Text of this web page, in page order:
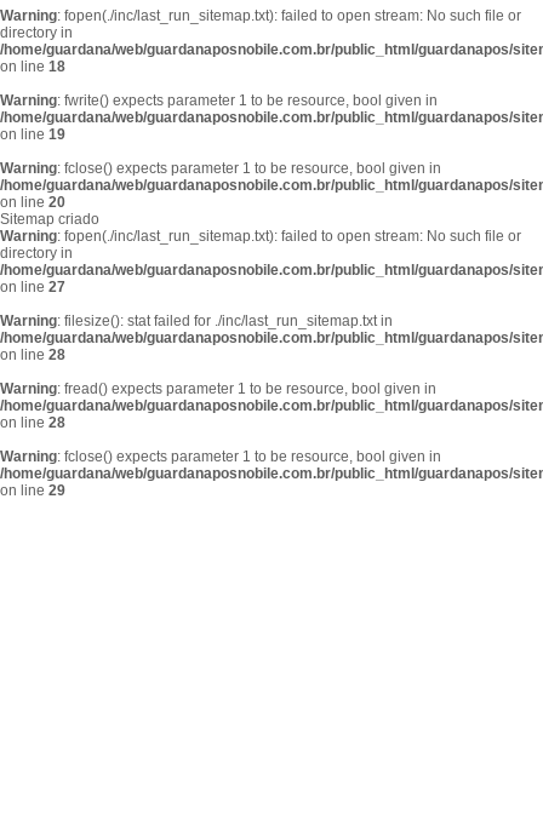
Warning: fopen(./inc/last_run_sitemap.txt): failed to open stream: No such file or
directory in
/home/guardana/web/guardanaposnobile.com.br/public_html/guardanapos/
on line 18
Warning: fwrite() expects parameter 1 to be resource, bool given in
/home/guardana/web/guardanaposnobile.com.br/public_html/guardanapos/
on line 19
Warning: fclose() expects parameter 1 to be resource, bool given in
/home/guardana/web/guardanaposnobile.com.br/public_html/guardanapos/
on line 20
Sitemap criado
Warning: fopen(./inc/last_run_sitemap.txt): failed to open stream: No such file or
directory in
/home/guardana/web/guardanaposnobile.com.br/public_html/guardanapos/
on line 27
Warning: filesize(): stat failed for ./inc/last_run_sitemap.txt in
/home/guardana/web/guardanaposnobile.com.br/public_html/guardanapos/
on line 28
Warning: fread() expects parameter 1 to be resource, bool given in
/home/guardana/web/guardanaposnobile.com.br/public_html/guardanapos/
on line 28
Warning: fclose() expects parameter 1 to be resource, bool given in
/home/guardana/web/guardanaposnobile.com.br/public_html/guardanapos/
on line 29